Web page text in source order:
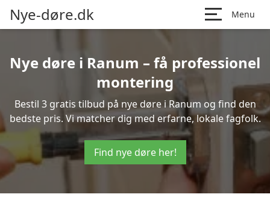
Nye-døre.dk Menu
Nye døre i Ranum – få professionel
montering
Bestil 3 gratis tilbud på nye døre i Ranum og find den
bedste pris. Vi matcher dig med erfarne, lokale fagfolk.
Find nye døre her!